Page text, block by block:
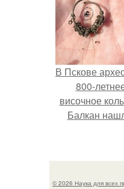
В Пскове
800-
височное
Балкан
© 2026 Наука для всех